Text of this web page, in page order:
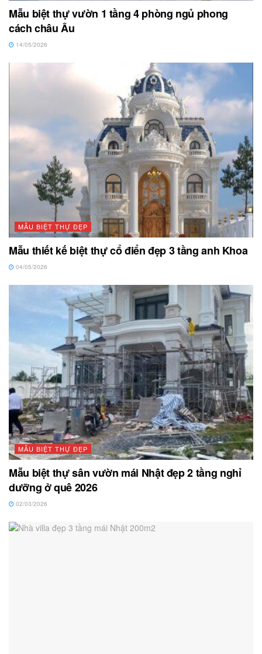
Mẫu biệt thự vườn 1 tầng 4 phòng ngủ phong
cách châu Âu
14/05/2026
MẪU BIỆT THỰ ĐẸP
Mẫu thiết kế biệt thự cổ điển đẹp 3 tầng anh Khoa
04/05/2026
MẪU BIỆT THỰ ĐẸP
Mẫu biệt thự sân vườn mái Nhật đẹp 2 tầng nghỉ
dưỡng ở quê 2026
02/03/2026